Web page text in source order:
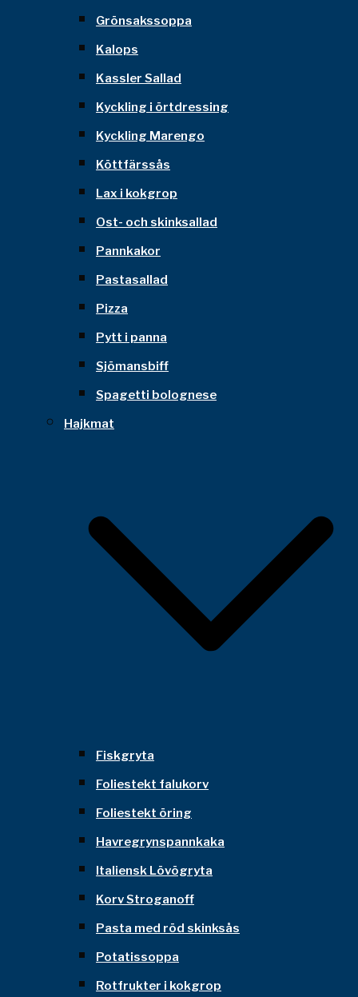
Grönsakssoppa
Kalops
Kassler Sallad
Kyckling i örtdressing
Kyckling Marengo
Köttfärssås
Lax i kokgrop
Ost- och skinksallad
Pannkakor
Pastasallad
Pizza
Pytt i panna
Sjömansbiff
Spagetti bolognese
Hajkmat
Fiskgryta
Foliestekt falukorv
Foliestekt öring
Havregrynspannkaka
Italiensk Lövögryta
Korv Stroganoff
Pasta med röd skinksås
Potatissoppa
Rotfrukter i kokgrop